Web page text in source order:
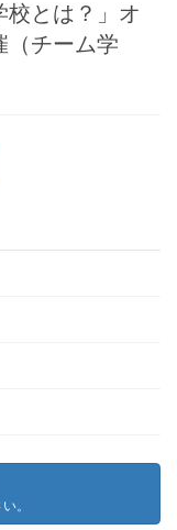
校とは？」オ
（チーム学
。